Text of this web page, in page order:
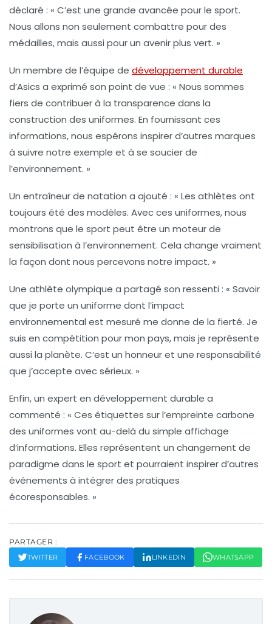
déclaré : « C’est une grande avancée pour le sport.
Nous allons non seulement combattre pour des
médailles, mais aussi pour un avenir plus vert. »
Un membre de l’équipe de développement durable
d’Asics a exprimé son point de vue : « Nous sommes
fiers de contribuer à la transparence dans la
construction des uniformes. En fournissant ces
informations, nous espérons inspirer d’autres marques
à suivre notre exemple et à se soucier de
l’environnement. »
Un entraîneur de natation a ajouté : « Les athlètes ont
toujours été des modèles. Avec ces uniformes, nous
montrons que le sport peut être un moteur de
sensibilisation à l’environnement. Cela change vraiment
la façon dont nous percevons notre impact. »
Une athlète olympique a partagé son ressenti : « Savoir
que je porte un uniforme dont l’impact
environnemental est mesuré me donne de la fierté. Je
suis en compétition pour mon pays, mais je représente
aussi la planète. C’est un honneur et une responsabilité
que j’accepte avec sérieux. »
Enfin, un expert en développement durable a
commenté : « Ces étiquettes sur l’empreinte carbone
des uniformes vont au-delà du simple affichage
d’informations. Elles représentent un changement de
paradigme dans le sport et pourraient inspirer d’autres
événements à intégrer des pratiques
écoresponsables. »
PARTAGER :
TWITTER FACEBOOK LINKEDIN WHATSAPP